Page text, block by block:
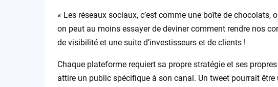
« Les réseaux sociaux, c’est comme une boîte de
on peut au moins essayer de deviner comment rendre nos
de visibilité et une suite d’investisseurs et de clients !
Chaque plateforme requiert sa propre stratégie et ses
attire un public spécifique à son canal. Un tweet pourrait